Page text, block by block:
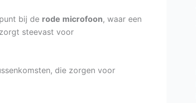
bij de rode microfoon, waar een
steevast voor
die zorgen voor